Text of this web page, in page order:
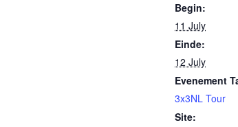
Begin:
11 July
Einde:
12 July
Evenement
3x3NL Tour
Site: